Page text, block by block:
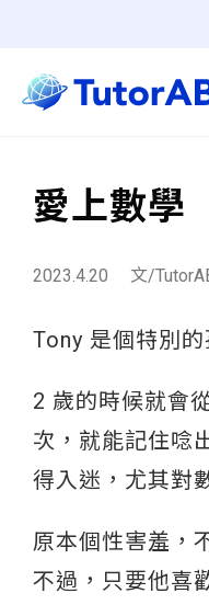
愛上數學
2023.4.20 文/
Tony 是個特別
2 歲的時候就會
次，就能記住唸
得入迷，尤其對
原本個性害羞，
不過，只要他喜